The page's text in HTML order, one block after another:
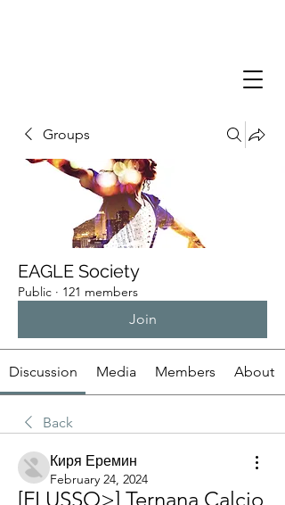
Groups
EAGLE Society
Public · 121 members
Join
Discussion Media Members About
Back
Киря Еремин
February 24, 2024
[FLUSSO>] Ternana Calcio